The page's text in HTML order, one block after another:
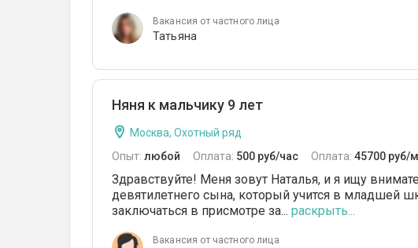
Вакансия от частного лица
Татьяна
Няня к мальчику 9 лет
Москва, Охотный ряд
Опыт: любой Оплата: 500 руб/час Оплата: 45700 руб/
Здравствуйте! Меня зовут Наталья, и я ищу
девятилетнего сына, который учится в младшей
заключаться в присмотре за... раскрыть...
Вакансия от частного лица